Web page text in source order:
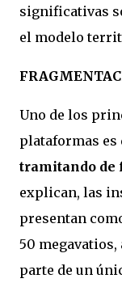
significativas
el modelo
Uno de los
plataformas es
tramitando de
explican, las
presentan
50
parte de un